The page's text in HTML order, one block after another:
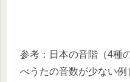
参考：日本の音階（4種
べうたの音数が少ない例